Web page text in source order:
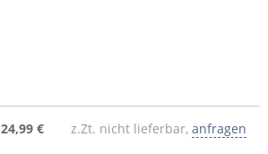
24,99 € z.Zt. nicht lieferbar, anfragen